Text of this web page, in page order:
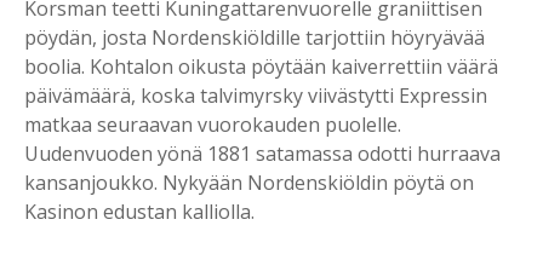
Korsman teetti Kuningattarenvuorelle graniittisen
pöydän, josta Nordenskiöldille tarjottiin höyryävää
boolia. Kohtalon oikusta pöytään kaiverrettiin väärä
päivämäärä, koska talvimyrsky viivästytti Expressin
matkaa seuraavan vuorokauden puolelle.
Uudenvuoden yönä 1881 satamassa odotti hurraava
kansanjoukko. Nykyään Nordenskiöldin pöytä on
Kasinon edustan kalliolla.